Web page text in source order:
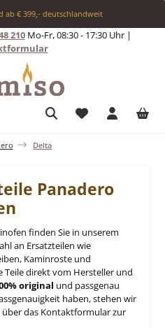
ab € 399,- deutschlandweit
210Mo-Fr, 08:30 - 17:30 Uhr |
Du hast 0
Delta
Panadero
finden Sie in unserem
an Ersatzteilen wie
Kaminroste und
Teile direkt vom Hersteller und
original und passgenau
haben, stehen wir
das Kontaktformular zur